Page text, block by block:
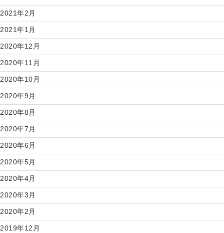
2021年2月
2021年1月
2020年12月
2020年11月
2020年10月
2020年9月
2020年8月
2020年7月
2020年6月
2020年5月
2020年4月
2020年3月
2020年2月
2019年12月